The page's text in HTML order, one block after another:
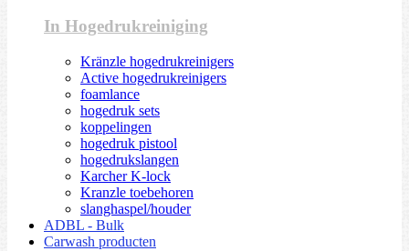
In Hogedrukreiniging
Kränzle hogedrukreinigers
Active hogedrukreinigers
foamlance
hogedruk sets
koppelingen
hogedruk pistool
hogedrukslangen
Karcher K-lock
Kranzle toebehoren
slanghaspel/houder
ADBL - Bulk
Carwash producten